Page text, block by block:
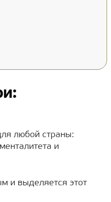
любой страны:
и
и выделяется этот